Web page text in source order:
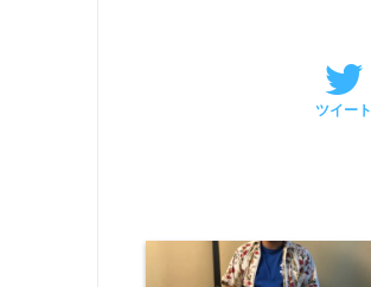
ツイート